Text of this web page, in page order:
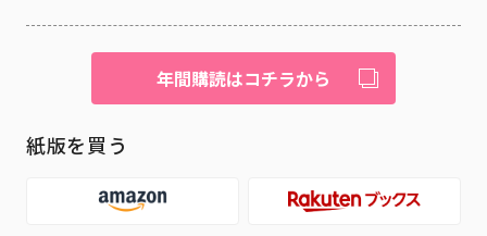
年間購読はコチラから
紙版を買う